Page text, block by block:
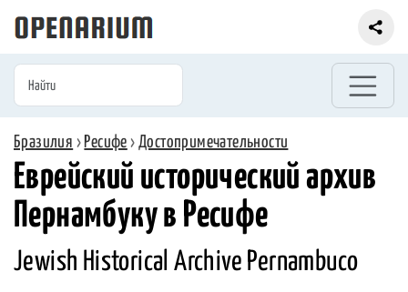
Бразилия › Ресифе ›Достопримечательности
Еврейский исторический архив
Пернамбуку в Ресифе
Jewish Historical Archive Pernambuco